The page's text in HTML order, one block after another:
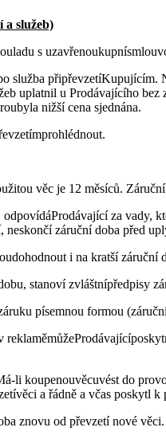
služeb)
s
služba
uplatnil u Prodávajícího
nižší cena sjednána.
věc je 12 měsíců.
za vady,
záruční doba před
i na kratší záruční
stanoví zvláštnípředpisy
písemnou formou
li koupenouvěcuvést do
a řádně a včas poskytl k
znovu od převzetí nové věci.